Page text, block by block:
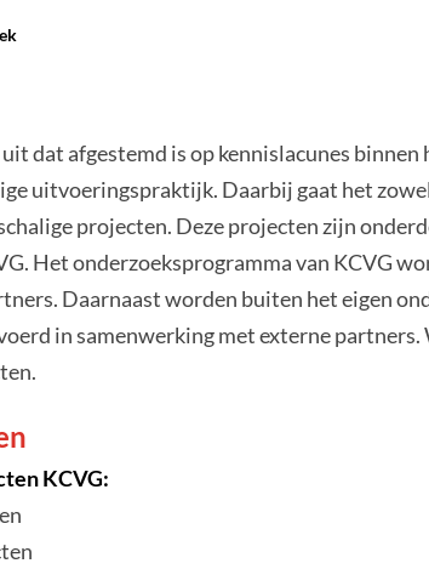
dat afgestemd is op kennislacunes binnen
uitvoeringspraktijk. Daarbij gaat het
projecten. Deze projecten zijn
Het onderzoeksprogramma van KCVG
Daarnaast worden buiten het eigen
in samenwerking met externe partners.
KCVG: